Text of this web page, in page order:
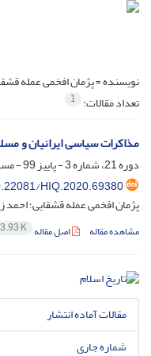
نویسنده =پژمان افخمی عمله
تعداد مقالات: 1
مذاکرات سیاسی ایرانیان و
دوره 21، شماره 3 - پاییز 99 - مسلسل 83، مهر 1399، صفحه
HIQ.2020.69380
پژمان افخمی عمله قشقایی؛ احمد
مشاهده مقاله اصل مقاله K
مقالات آماده انتشار
شماره جاری